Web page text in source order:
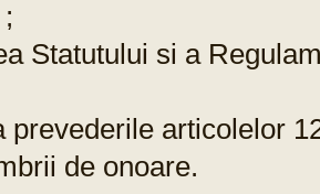
Statutului si a
prevederile articolelor
de onoare.